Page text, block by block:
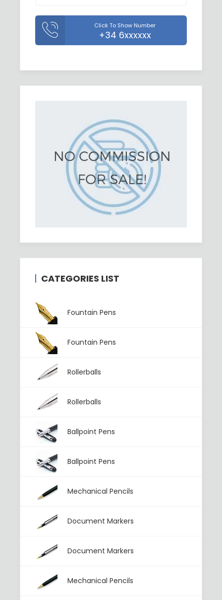
Click To Show Number
+34 6xxxxxx
CATEGORIES LIST
Fountain Pens
Fountain Pens
Rollerballs
Rollerballs
Ballpoint Pens
Ballpoint Pens
Mechanical Pencils
Document Markers
Document Markers
Mechanical Pencils